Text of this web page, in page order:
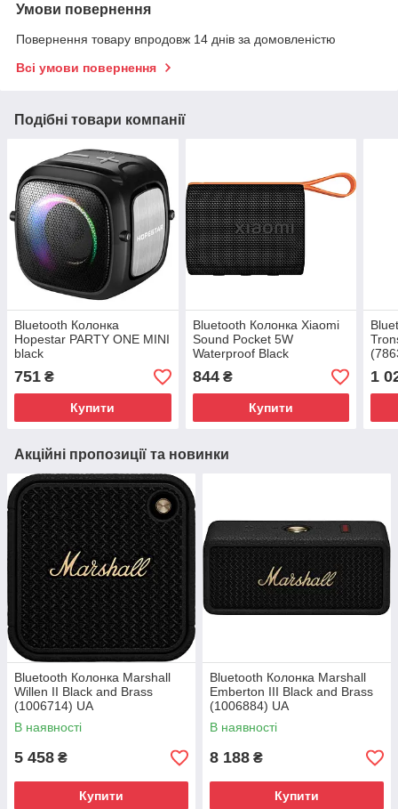
Умови повернення
Повернення товару впродовж 14 днів за домовленістю
Всі умови повернення
Подібні товари компанії
Bluetooth Колонка
Hopestar PARTY ONE MINI
black
751 ₴
Купити
Bluetooth Колонка Xiaomi
Sound Pocket 5W
Waterproof Black
QBH4269GL UA
844₴
Купити
1
Акційні пропозиції та новинки
Bluetooth Колонка Marshall
Willen II Black and Brass
(1006714) UA
В наявності
5 458 ₴
Купити
Bluetooth Колонка Marshall
Emberton III Black and Brass
(1006884) UA
В наявності
8 188 ₴
Купити